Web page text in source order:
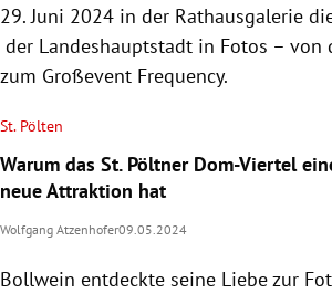
29. Juni 2024 in der Rathausgalerie
der Landeshauptstadt in Fotos – von
zum Großevent Frequency.
St. Pölten
Warum das St. Pöltner Dom-Viertel
neue Attraktion hat
Wolfgang Atzenhofer09.05.2024
Bollwein entdeckte seine Liebe zur